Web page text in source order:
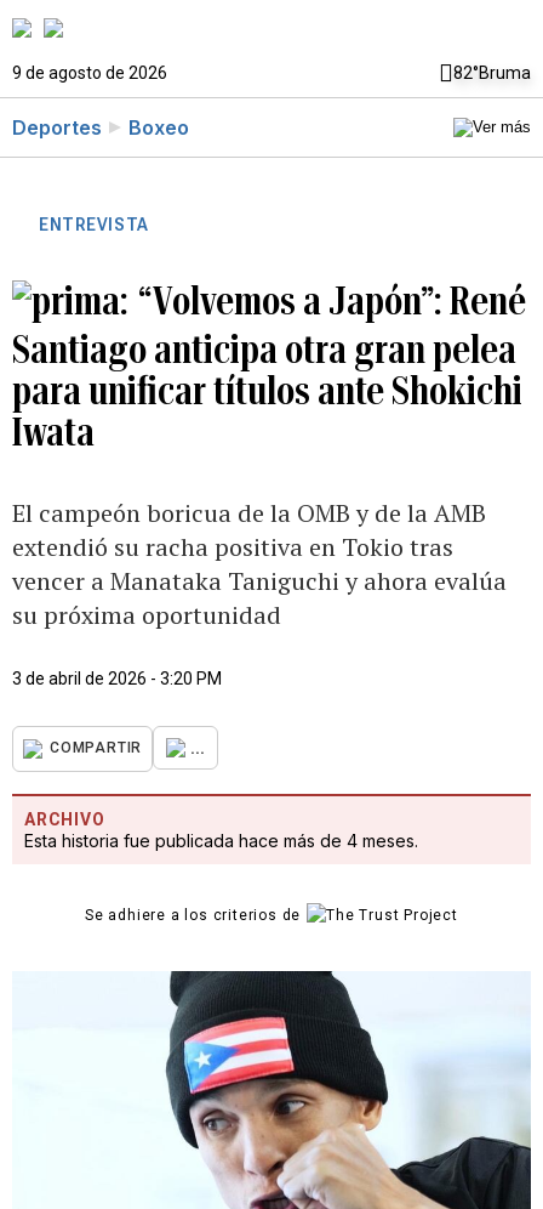
9 de agosto de 2026 82°Bruma
Deportes Boxeo
ENTREVISTA
“Volvemos a Japón”: René
Santiago anticipa otra gran pelea
para unificar títulos ante Shokichi
Iwata
El campeón boricua de la OMB y de la AMB
extendió su racha positiva en Tokio tras
vencer a Manataka Taniguchi y ahora evalúa
su próxima oportunidad
3 de abril de 2026 - 3:20 PM
COMPARTIR ...
ARCHIVO
Esta historia fue publicada hace más de 4 meses.
Se adhiere a los criterios de